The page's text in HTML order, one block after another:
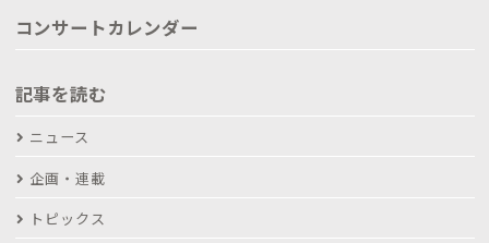
コンサートカレンダー
記事を読む
ニュース
企画・連載
トピックス